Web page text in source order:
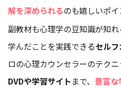
解を深められるのも嬉しいポイ
副教材も心理学の豆知識が知れ
学んだことを実践できるセル
ロの心理カウンセラーのテク
DVDや学習サイト まで、 豊富